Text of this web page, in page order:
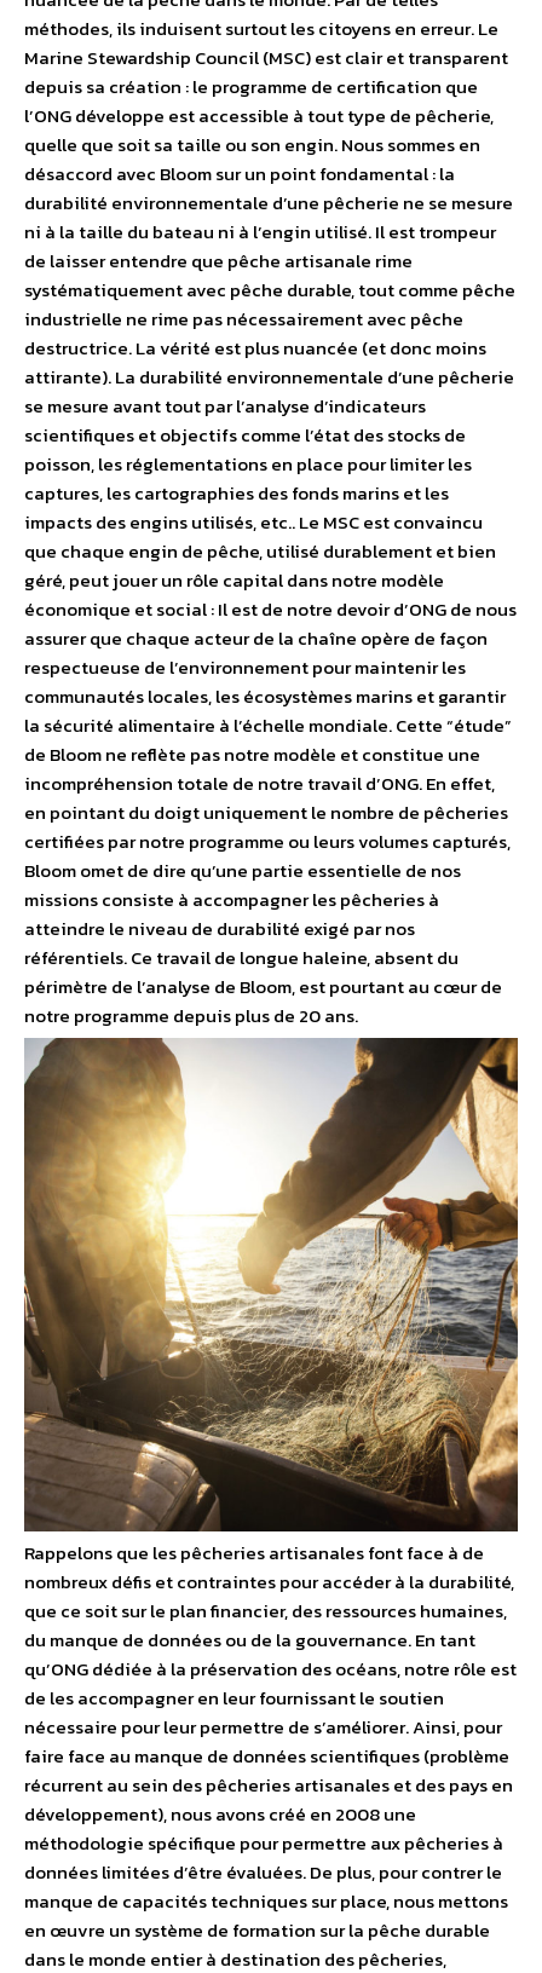
méthodes, ils induisent surtout les citoyens en erreur. Le
Marine Stewardship Council (MSC) est clair et transparent
depuis sa création : le programme de certification que
l’ONG développe est accessible à tout type de pêcherie,
quelle que soit sa taille ou son engin. Nous sommes en
désaccord avec Bloom sur un point fondamental : la
durabilité environnementale d’une pêcherie ne se mesure
ni à la taille du bateau ni à l’engin utilisé. Il est trompeur
de laisser entendre que pêche artisanale rime
systématiquement avec pêche durable, tout comme pêche
industrielle ne rime pas nécessairement avec pêche
destructrice. La vérité est plus nuancée (et donc moins
attirante). La durabilité environnementale d’une pêcherie
se mesure avant tout par l’analyse d’indicateurs
scientifiques et objectifs comme l’état des stocks de
poisson, les réglementations en place pour limiter les
captures, les cartographies des fonds marins et les
impacts des engins utilisés, etc.. Le MSC est convaincu
que chaque engin de pêche, utilisé durablement et bien
géré, peut jouer un rôle capital dans notre modèle
économique et social : Il est de notre devoir d’ONG de nous
assurer que chaque acteur de la chaîne opère de façon
respectueuse de l’environnement pour maintenir les
communautés locales, les écosystèmes marins et garantir
la sécurité alimentaire à l’échelle mondiale. Cette “étude”
de Bloom ne reflète pas notre modèle et constitue une
incompréhension totale de notre travail d’ONG. En effet,
en pointant du doigt uniquement le nombre de pêcheries
certifiées par notre programme ou leurs volumes capturés,
Bloom omet de dire qu’une partie essentielle de nos
missions consiste à accompagner les pêcheries à
atteindre le niveau de durabilité exigé par nos
référentiels. Ce travail de longue haleine, absent du
périmètre de l’analyse de Bloom, est pourtant au cœur de
notre programme depuis plus de 20 ans.
Rappelons que les pêcheries artisanales font face à de
nombreux défis et contraintes pour accéder à la durabilité,
que ce soit sur le plan financier, des ressources humaines,
du manque de données ou de la gouvernance. En tant
qu’ONG dédiée à la préservation des océans, notre rôle est
de les accompagner en leur fournissant le soutien
nécessaire pour leur permettre de s’améliorer. Ainsi, pour
faire face au manque de données scientifiques (problème
récurrent au sein des pêcheries artisanales et des pays en
développement), nous avons créé en 2008 une
méthodologie spécifique pour permettre aux pêcheries à
données limitées d’être évaluées. De plus, pour contrer le
manque de capacités techniques sur place, nous mettons
en œuvre un système de formation sur la pêche durable
dans le monde entier à destination des pêcheries,